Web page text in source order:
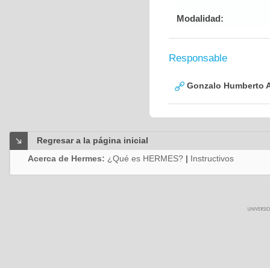
Modalidad:
Responsable
Gonzalo Humberto
Regresar a la página inicial
Acerca de Hermes: ¿Qué es HERMES? | Instructivos